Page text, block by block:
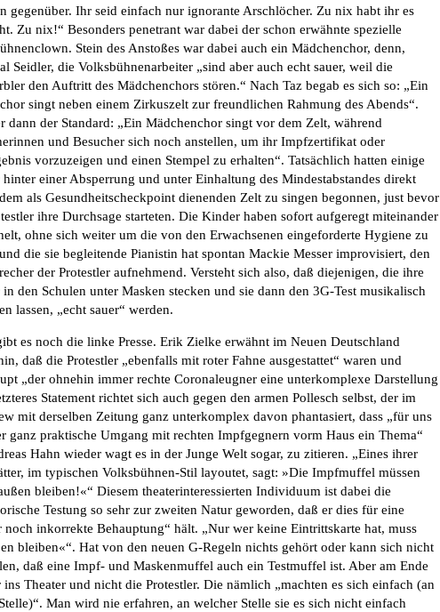
gegenüber. Ihr seid einfach nur ignorante Arschlöcher. Zu nix habt ihr es
Zu nix!“ Besonders penetrant war dabei der schon erwähnte spezielle
Stein des Anstoßes war dabei auch ein Mädchenchor, denn,
Seidler, die Volksbühnenarbeiter „sind aber auch echt sauer, weil die
den Auftritt des Mädchenchors stören.“ Nach Taz begab es sich so: „Ein
singt neben einem Zirkuszelt zur freundlichen Rahmung des Abends“.
dann der Standard: „Ein Mädchenchor singt vor dem Zelt, während
und Besucher sich noch anstellen, um ihr Impfzertifikat oder
vorzuzeigen und einen Stempel zu erhalten“. Tatsächlich hatten einige
einer Absperrung und unter Einhaltung des Mindestabstandes direkt
als Gesundheitscheckpoint dienenden Zelt zu singen begonnen, just bevor
ihre Durchsage starteten. Die Kinder haben sofort aufgeregt miteinander
ohne sich weiter um die von den Erwachsenen eingeforderte Hygiene zu
die sie begleitende Pianistin hat spontan Mackie Messer improvisiert, den
der Protestler aufnehmend. Versteht sich also, daß diejenigen, die ihre
den Schulen unter Masken stecken und sie dann den 3G-Test musikalisch
lassen, „echt sauer“ werden.
es noch die linke Presse. Erik Zielke erwähnt im Neuen Deutschland
daß die Protestler „ebenfalls mit roter Fahne ausgestattet“ waren und
„der ohnehin immer rechte Coronaleugner eine unterkomplexe Darstellung
Statement richtet sich auch gegen den armen Pollesch selbst, der im
mit derselben Zeitung ganz unterkomplex davon phantasiert, dass „für uns
ganz praktische Umgang mit rechten Impfgegnern vorm Haus ein Thema“
Hahn wieder wagt es in der Junge Welt sogar, zu zitieren. „Eines ihrer
im typischen Volksbühnen-Stil layoutet, sagt: »Die Impfmuffel müssen
bleiben!«“ Diesem theaterinteressierten Individuum ist dabei die
Testung so sehr zur zweiten Natur geworden, daß er dies für eine
noch inkorrekte Behauptung“ hält. „Nur wer keine Eintrittskarte hat, muss
bleiben«“. Hat von den neuen G-Regeln nichts gehört oder kann sich nicht
daß eine Impf- und Maskenmuffel auch ein Testmuffel ist. Aber am Ende
ins Theater und nicht die Protestler. Die nämlich „machten es sich einfach (an
Man wird nie erfahren, an welcher Stelle sie es sich nicht einfach